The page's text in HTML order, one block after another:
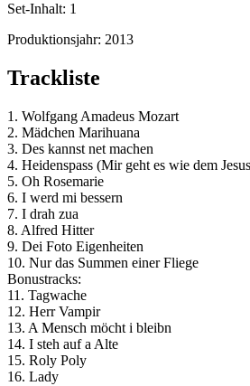
Set-Inhalt: 1
Produktionsjahr: 2013
Trackliste
1. Wolfgang Amadeus Mozart
2. Mädchen Marihuana
3. Des kannst net machen
4. Heidenspass (Mir geht es wie dem
5. Oh Rosemarie
6. I werd mi bessern
7. I drah zua
8. Alfred Hitter
9. Dei Foto Eigenheiten
10. Nur das Summen einer Fliege
Bonustracks:
11. Tagwache
12. Herr Vampir
13. A Mensch möcht i bleibn
14. I steh auf a Alte
15. Roly Poly
16. Lady